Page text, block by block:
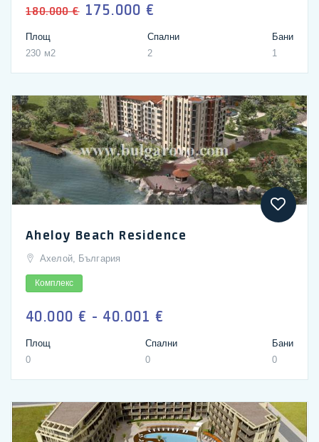
180.000 € 175.000 €
Площ
230 м2
Спални
2
Бани
1
Aheloy Beach Residence
Ахелой, България
Комплекс
40.000 € - 40.001 €
Площ
0
Спални
0
Бани
0